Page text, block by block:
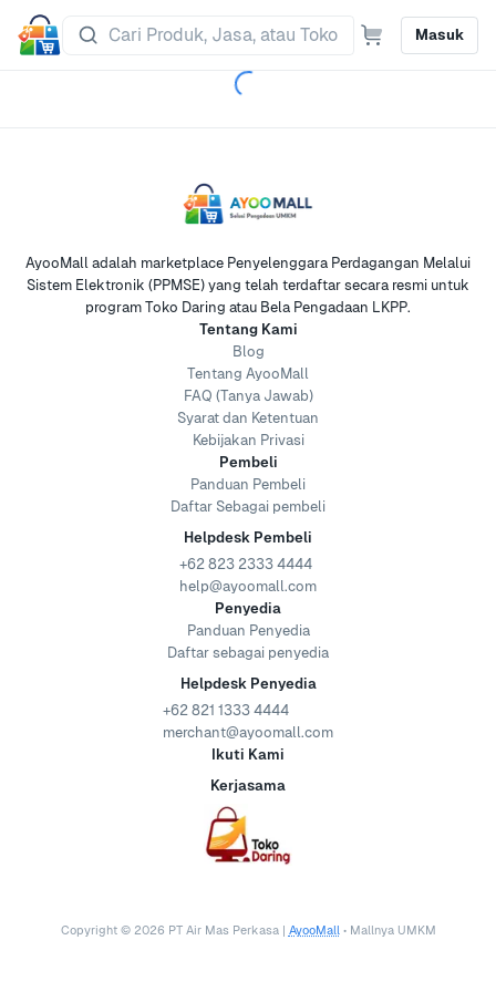
Masuk
AyooMall adalah marketplace Penyelenggara Perdagangan Melalui
Sistem Elektronik (PPMSE) yang telah terdaftar secara resmi untuk
program Toko Daring atau Bela Pengadaan LKPP.
Tentang Kami
Blog
Tentang AyooMall
FAQ (Tanya Jawab)
Syarat dan Ketentuan
Kebijakan Privasi
Pembeli
Panduan Pembeli
Daftar Sebagai pembeli
Helpdesk Pembeli
+62 823 2333 4444
help@ayoomall.com
Penyedia
Panduan Penyedia
Daftar sebagai penyedia
Helpdesk Penyedia
+62 821 1333 4444
merchant@ayoomall.com
Ikuti Kami
Kerjasama
Copyright © 2026 PT Air Mas Perkasa | AyooMall • Mallnya UMKM